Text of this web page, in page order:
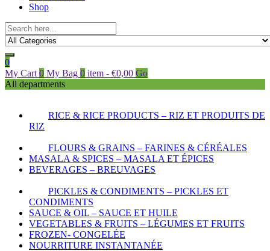
Shop
0
My Cart 0 My Bag 0 item - €0,00 Go
All departments
RICE & RICE PRODUCTS – RIZ ET PRODUITS DE
RIZ
FLOURS & GRAINS – FARINES & CÉRÉALES
MASALA & SPICES – MASALA ET ÉPICES
BEVERAGES – BREUVAGES
PICKLES & CONDIMENTS – PICKLES ET
CONDIMENTS
SAUCE & OIL – SAUCE ET HUILE
VEGETABLES & FRUITS – LÉGUMES ET FRUITS
FROZEN- CONGELÉE
NOURRITURE INSTANTANÉE